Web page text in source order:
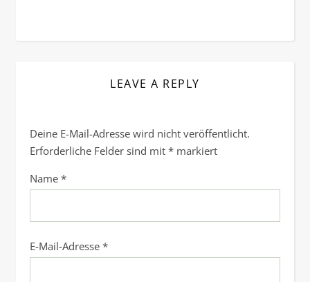
LEAVE A REPLY
Deine E-Mail-Adresse wird nicht veröffentlicht.
Erforderliche Felder sind mit * markiert
Name *
E-Mail-Adresse *